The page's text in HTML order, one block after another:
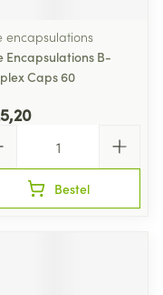
encapsulations
Encapsulations B-
Caps 60
Bestel